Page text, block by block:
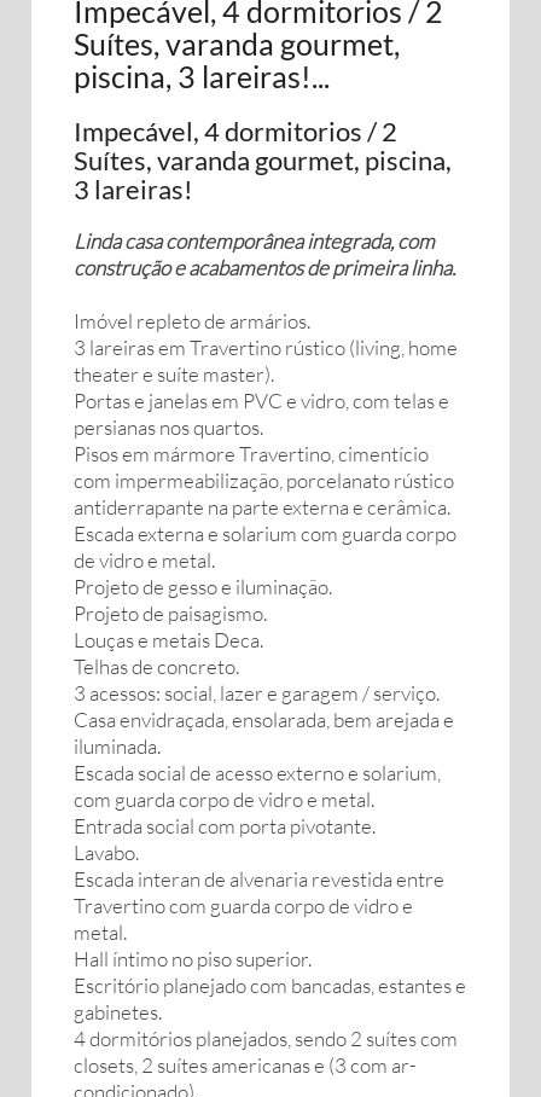
Impecável, 4 dormitorios / 2
Suítes, varanda gourmet,
piscina, 3 lareiras!...
Impecável, 4 dormitorios / 2
Suítes, varanda gourmet, piscina,
3 lareiras!
Linda casa contemporânea integrada, com
construção e acabamentos de primeira linha.
Imóvel repleto de armários.
3 lareiras em Travertino rústico (living, home
theater e suíte master).
Portas e janelas em PVC e vidro, com telas e
persianas nos quartos.
Pisos em mármore Travertino, cimentício
com impermeabilização, porcelanato rústico
antiderrapante na parte externa e cerâmica.
Escada externa e solarium com guarda corpo
de vidro e metal.
Projeto de gesso e iluminação.
Projeto de paisagismo.
Louças e metais Deca.
Telhas de concreto.
3 acessos: social, lazer e garagem / serviço.
Casa envidraçada, ensolarada, bem arejada e
iluminada.
Escada social de acesso externo e solarium,
com guarda corpo de vidro e metal.
Entrada social com porta pivotante.
Lavabo.
Escada interan de alvenaria revestida entre
Travertino com guarda corpo de vidro e
metal.
Hall íntimo no piso superior.
Escritório planejado com bancadas, estantes e
gabinetes.
4 dormitórios planejados, sendo 2 suítes com
closets, 2 suítes americanas e (3 com ar-
condicionado).